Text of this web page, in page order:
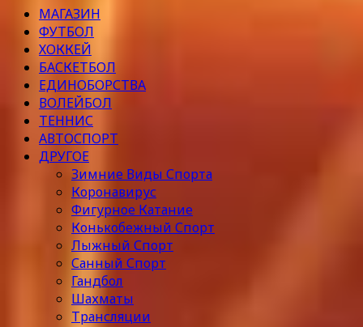
МАГАЗИН
ФУТБОЛ
ХОККЕЙ
БАСКЕТБОЛ
ЕДИНОБОРСТВА
ВОЛЕЙБОЛ
ТЕННИС
АВТОСПОРТ
ДРУГОЕ
Зимние Виды Спорта
Коронавирус
Фигурное Катание
Конькобежный Спорт
Лыжный Спорт
Санный Спорт
Гандбол
Шахматы
Трансляции